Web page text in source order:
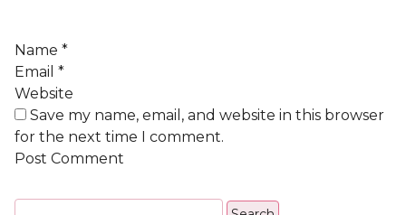
Name *
Email *
Website
Save my name, email, and website in this browser
for the next time I comment.